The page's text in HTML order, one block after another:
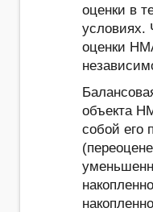
оценки в
условиях.
оценки
объекта
собой его